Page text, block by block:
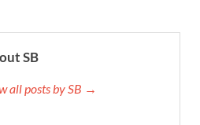
SB
all posts by SB →